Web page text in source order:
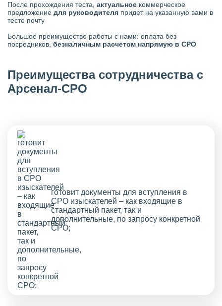
После прохождения теста, актуальное коммерческое
предложение для руководителя придет на указанную вами в
тесте почту
Большое преимущество работы с нами: оплата без
посредников, безналичным расчетом напрямую в СРО
Преимущества сотрудничества с
Арсенал-СРО
готовит документы для вступления в
СРО изыскателей – как входящие в
стандартный пакет, так и
дополнительные, по запросу конкретной
СРО;